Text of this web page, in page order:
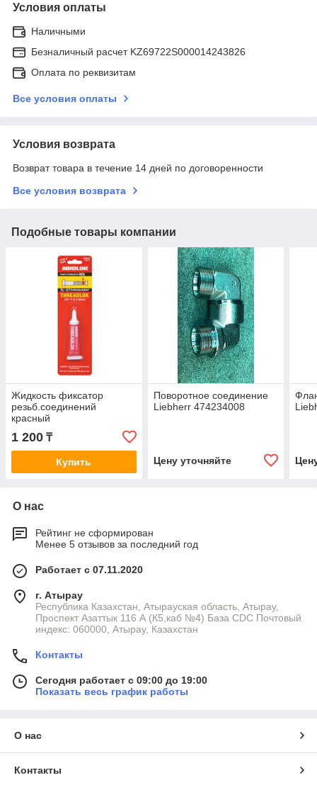
Условия оплаты
Наличными
Безналичный расчет KZ69722S000014243826
Оплата по реквизитам
Все условия оплаты
Условия возврата
Возврат товара в течение 14 дней по договоренности
Все условия возврата
Подобные товары компании
Жидкость фиксатор
резьб.соединений
красный
1 200 ₸
Купить
Поворотное соединение
Liebherr 474234008
Цену уточняйте
О нас
Рейтинг не сформирован
Менее 5 отзывов за последний год
Работает с 07.11.2020
г. Атырау
Республика Казахстан, Атырауская область, Атырау,
Проспект Азаттык 116 А (К5,каб №4) База CDC Почтовый
индекс: 060000, Атырау, Казахстан
Контакты
Сегодня работает с 09:00 до 19:00
Показать весь график работы
О нас
Контакты